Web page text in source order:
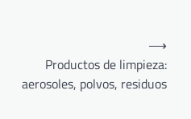
Productos de limpieza:
aerosoles, polvos, residuos
⟶